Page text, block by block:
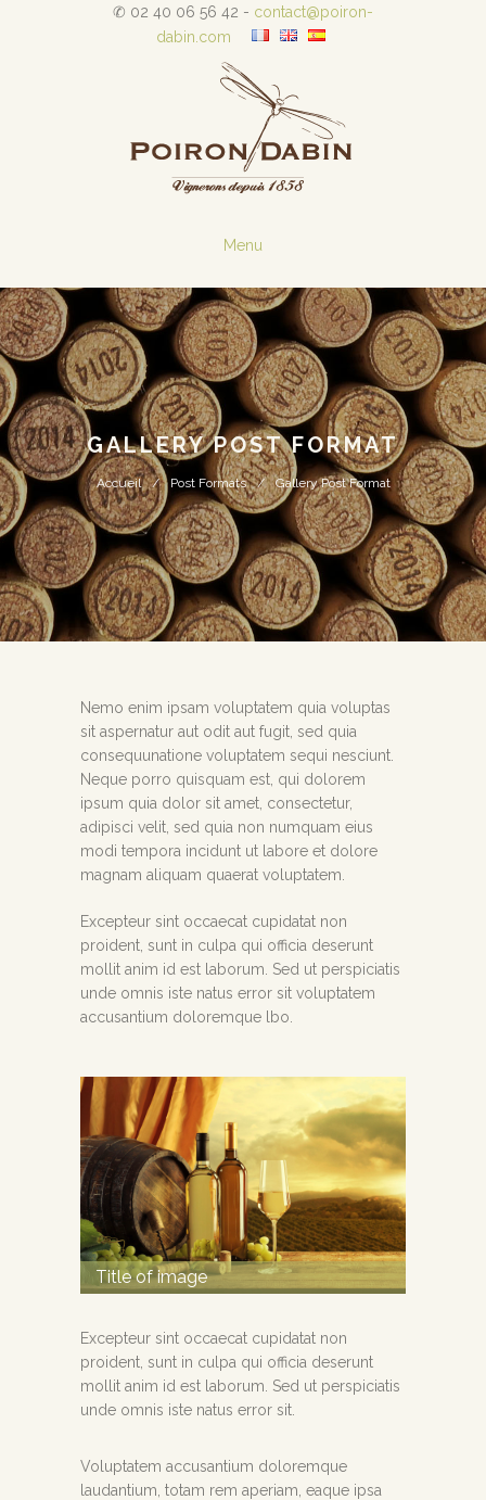
✆ 02 40 06 56 42 - contact@poiron-
dabin.com
Menu
GALLERY POST FORMAT
Accueil Post Formats Gallery Post Format
Nemo enim ipsam voluptatem quia voluptas
sit aspernatur aut odit aut fugit, sed quia
consequunatione voluptatem sequi nesciunt.
Neque porro quisquam est, qui dolorem
ipsum quia dolor sit amet, consectetur,
adipisci velit, sed quia non numquam eius
modi tempora incidunt ut labore et dolore
magnam aliquam quaerat voluptatem.
Excepteur sint occaecat cupidatat non
proident, sunt in culpa qui officia deserunt
mollit anim id est laborum. Sed ut perspiciatis
unde omnis iste natus error sit voluptatem
accusantium doloremque lbo.
Title of image
Excepteur sint occaecat cupidatat non
proident, sunt in culpa qui officia deserunt
mollit anim id est laborum. Sed ut perspiciatis
unde omnis iste natus error sit.
Voluptatem accusantium doloremque
laudantium, totam rem aperiam, eaque ipsa